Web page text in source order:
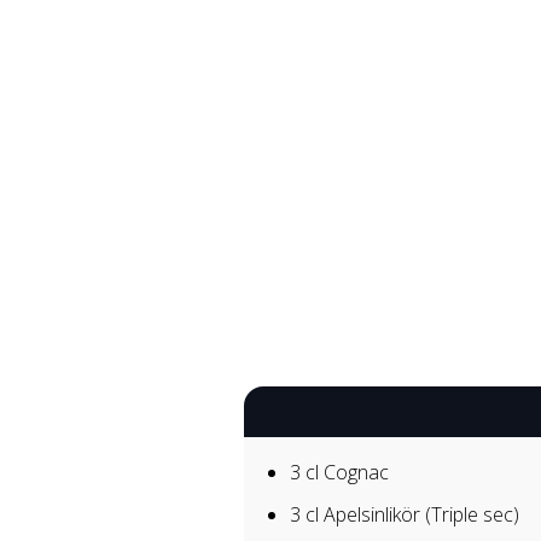
3 cl Cognac
3 cl Apelsinlikör (Triple sec)